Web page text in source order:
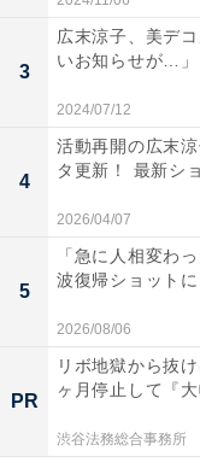
3
広末涼子、美デ
いお知らせが…
2024/07/12
4
活動再開の広末
タ更新！ 最新シ
2026/04/07
5
「急に人相変わ
波復帰ショット
2026/08/06
PR
リボ地獄から抜
ヶ月停止して『
渋谷法務総合事務所